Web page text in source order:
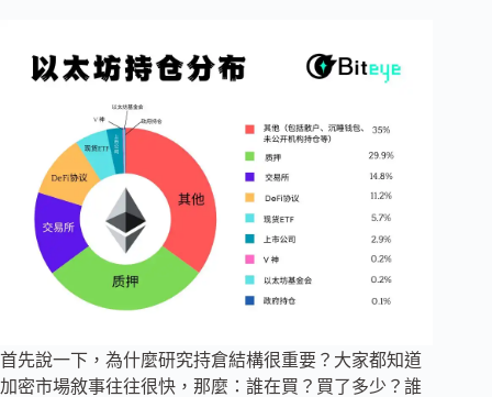
首先說一下，為什麼研究持倉結構很重要？大家都知道
加密市場敘事往往很快，那麼：誰在買？買了多少？誰